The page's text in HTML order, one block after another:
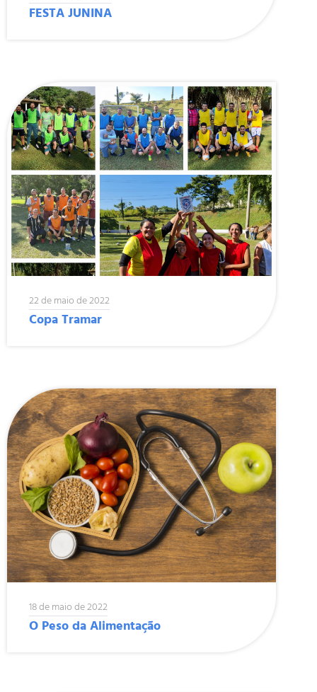
FESTA JUNINA
22 de maio de 2022
Copa Tramar
18 de maio de 2022
O Peso da Alimentação